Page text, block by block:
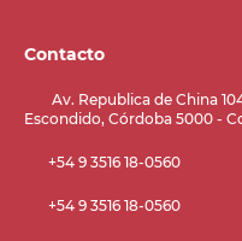
Contacto
Av. Republica de China
Escondido, Córdoba 5000 -
+54 9 3516 18-0560
+54 9 3516 18-0560